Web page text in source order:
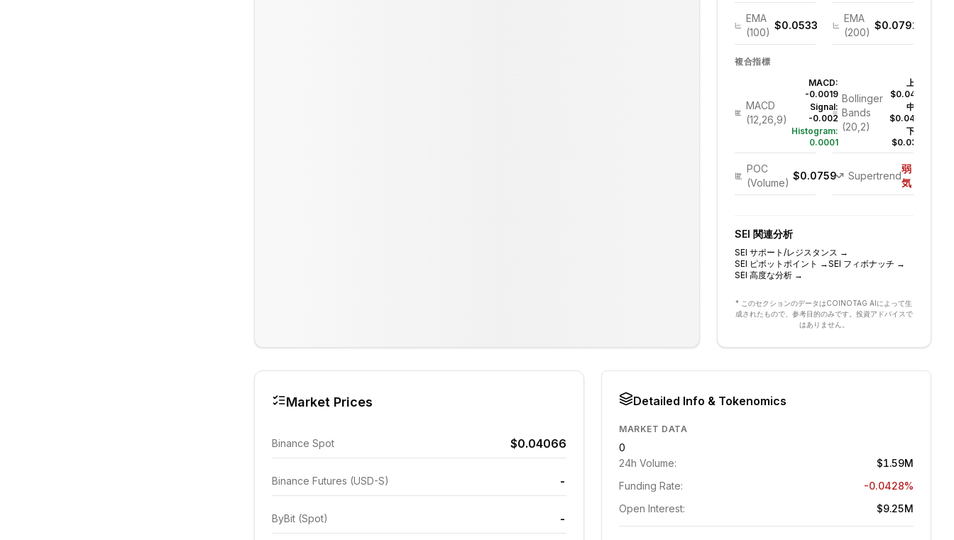
EMA
(100)
$0.0533
EMA
(200)
$0.0792
複合指標
MACD
(12,26,9)
MACD:
-0.0019
Signal:
-0.002
Histogram:
0.0001
Bollinger
Bands
(20,2)
上部:
$0.0475
中間:
$0.0433
下部:
$0.0391
POC
(Volume)
$0.0759 Supertrend
弱
気
SEI 関連分析
SEI サポート/レジスタンス →
SEI ピボットポイント →SEI フィボナッチ →
SEI 高度な分析→
* このセクションのデータはCOINOTAG AIによって生
成されたもので、参考目的のみです。投資アドバイスで
はありません。
Market Prices
Binance Spot $0.04066
Binance Futures (USD-S) -
ByBit (Spot) -
Detailed Info & Tokenomics
MARKET DATA
0
24h Volume:
$1.59M
Funding Rate:
-0.0428%
Open Interest:
$9.25M